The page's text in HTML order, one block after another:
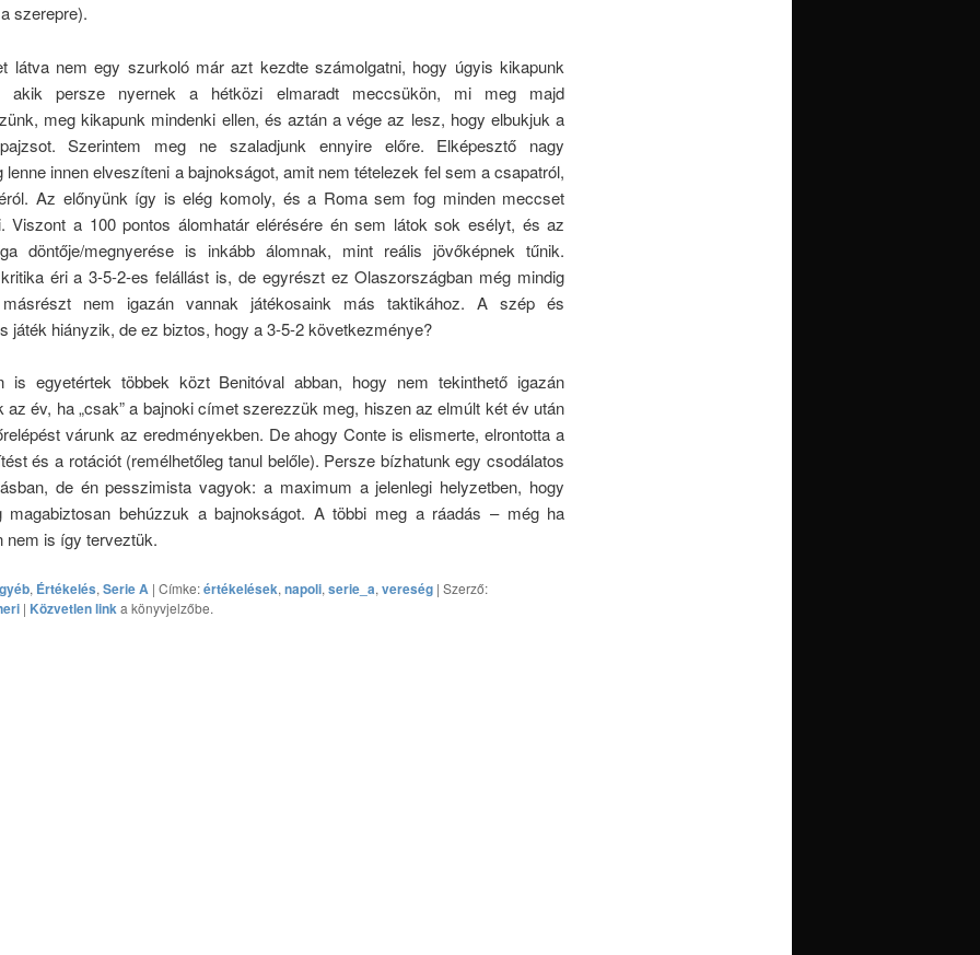
szerepre).
látva nem egy szurkoló már azt kezdte számolgatni, hogy úgyis kikapunk
akik persze nyernek a hétközi elmaradt meccsükön, mi meg majd
meg kikapunk mindenki ellen, és aztán a vége az lesz, hogy elbukjuk a
Szerintem meg ne szaladjunk ennyire előre. Elképesztő nagy
lenne innen elveszíteni a bajnokságot, amit nem tételezek fel sem a csapatról,
Az előnyünk így is elég komoly, és a Roma sem fog minden meccset
Viszont a 100 pontos álomhatár elérésére én sem látok sok esélyt, és az
döntője/megnyerése is inkább álomnak, mint reális jövőképnek tűnik.
éri a 3-5-2-es felállást is, de egyrészt ez Olaszországban még mindig
másrészt nem igazán vannak játékosaink más taktikához. A szép és
játék hiányzik, de ez biztos, hogy a 3-5-2 következménye?
is egyetértek többek közt Benitóval abban, hogy nem tekinthető igazán
az év, ha „csak” a bajnoki címet szerezzük meg, hiszen az elmúlt két év után
várunk az eredményekben. De ahogy Conte is elismerte, elrontotta a
és a rotációt (remélhetőleg tanul belőle). Persze bízhatunk egy csodálatos
de én pesszimista vagyok: a maximum a jelenlegi helyzetben, hogy
magabiztosan behúzzuk a bajnokságot. A többi meg a ráadás – még ha
nem is így terveztük.
, Értékelés, Serie A | Címke:értékelések, napoli, serie_a, vereség| Szerző:
| Közvetlen linka könyvjelzőbe.